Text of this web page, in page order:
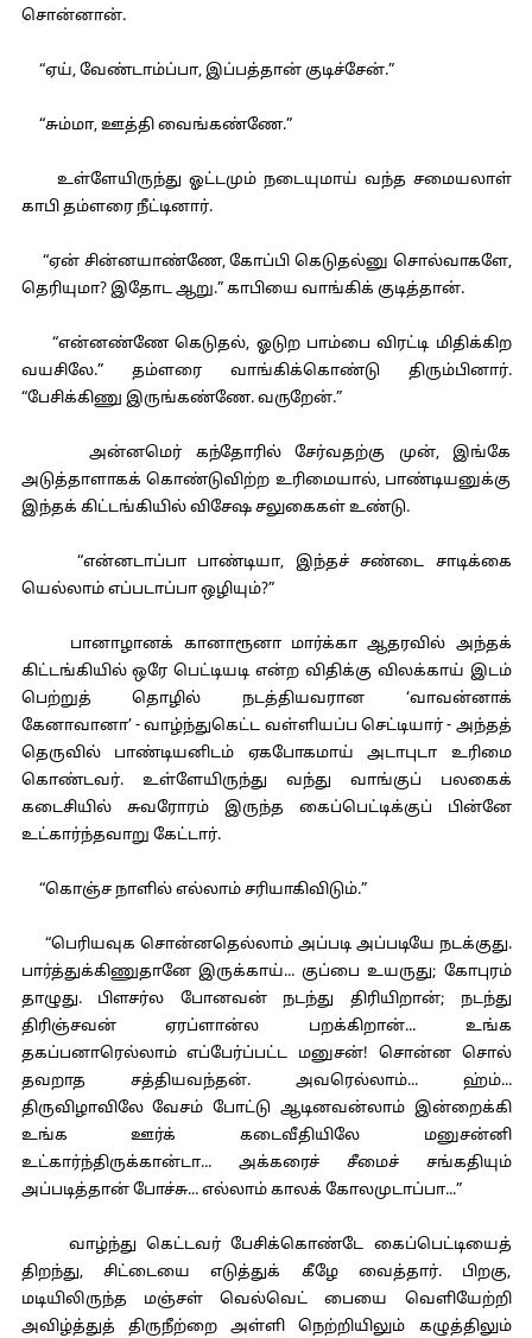
சொன்னான்.
“ஏய், வேண்டாம்ப்பா, இப்பத்தான் குடிச்சேன்.”
“சும்மா, ஊத்தி வைங்கண்ணே.”
உள்ளேயிருந்து ஓட்டமும் நடையுமாய் வந்த சமையலாள்
காபி தம்ளரை நீட்டினார்.
“ஏன் சின்னயாண்ணே, கோப்பி கெடுதல்னு சொல்வாகளே,
தெரியுமா? இதோட ஆறு.” காபியை வாங்கிக் குடித்தான்.
“என்னண்ணே கெடுதல், ஓடுற பாம்பை விரட்டி மிதிக்கிற
வயசிலே.” தம்ளரை வாங்கிக்கொண்டு திரும்பினார்.
“பேசிக்கிணு இருங்கண்ணே. வருறேன்.”
அன்னமெர் கந்தோரில் சேர்வதற்கு முன், இங்கே
அடுத்தாளாகக் கொண்டுவிற்ற உரிமையால், பாண்டியனுக்கு
இந்தக் கிட்டங்கியில் விசேஷ சலுகைகள் உண்டு.
“என்னடாப்பா பாண்டியா, இந்தச் சண்டை சாடிக்கை
யெல்லாம் எப்படாப்பா ஒழியும்?”
பானாழானக் கானாரூனா மார்க்கா ஆதரவில் அந்தக்
கிட்டங்கியில் ஒரே பெட்டியடி என்ற விதிக்கு விலக்காய் இடம்
பெற்றுத் தொழில் நடத்தியவரான ‘வாவன்னாக்
கேனாவானா’ - வாழ்ந்துகெட்ட வள்ளியப்ப செட்டியார் - அந்தத்
தெருவில் பாண்டியனிடம் ஏகபோகமாய் அடாபுடா உரிமை
கொண்டவர். உள்ளேயிருந்து வந்து வாங்குப் பலகைக்
கடைசியில் சுவரோரம் இருந்த கைப்பெட்டிக்குப் பின்னே
உட்கார்ந்தவாறு கேட்டார்.
“கொஞ்ச நாளில் எல்லாம் சரியாகிவிடும்.”
“பெரியவுக சொன்னதெல்லாம் அப்படி அப்படியே நடக்குது.
பார்த்துக்கிணுதானே இருக்காய்... குப்பை உயருது; கோபுரம்
தாழுது. பிளசர்ல போனவன் நடந்து திரியிறான்; நடந்து
திரிஞ்சவன் ஏரப்ளான்ல பறக்கிறான்... உங்க
தகப்பனாரெல்லாம் எப்பேர்ப்பட்ட மனுசன்! சொன்ன சொல்
தவறாத சத்தியவந்தன். அவரெல்லாம்... ஹ்ம்...
திருவிழாவிலே வேசம் போட்டு ஆடினவன்லாம் இன்றைக்கி
உங்க ஊர்க் கடைவீதியிலே மனுசன்னி
உட்கார்ந்திருக்கான்டா... அக்கரைச் சீமைச் சங்கதியும்
அப்படித்தான் போச்சு... எல்லாம் காலக் கோலமுடாப்பா...”
வாழ்ந்து கெட்டவர் பேசிக்கொண்டே கைப்பெட்டியைத்
திறந்து, சிட்டையை எடுத்துக் கீழே வைத்தார். பிறகு,
மடியிலிருந்த மஞ்சள் வெல்வெட் பையை வெளியேற்றி
அவிழ்த்துத் திருநீற்றை அள்ளி நெற்றியிலும் கழுத்திலும்